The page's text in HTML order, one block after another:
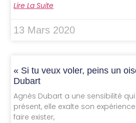
Lire La Suite
13 Mars 2020
« Si tu veux voler, peins un
Dubart
Agnès Dubart a une sensibilité
présent, elle exalte son
faire exister,